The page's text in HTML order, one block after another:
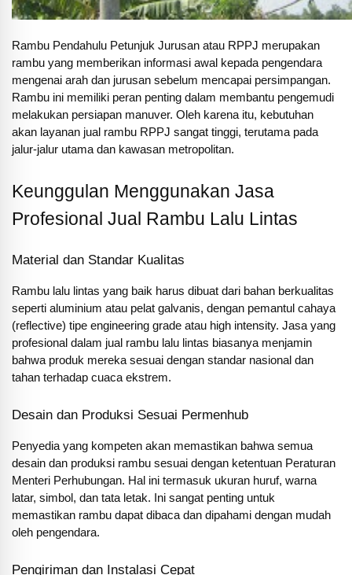
Rambu Pendahulu Petunjuk Jurusan atau RPPJ merupakan
rambu yang memberikan informasi awal kepada pengendara
mengenai arah dan jurusan sebelum mencapai persimpangan.
Rambu ini memiliki peran penting dalam membantu pengemudi
melakukan persiapan manuver. Oleh karena itu, kebutuhan
akan layanan jual rambu RPPJ sangat tinggi, terutama pada
jalur-jalur utama dan kawasan metropolitan.
Keunggulan Menggunakan Jasa
Profesional Jual Rambu Lalu Lintas
Material dan Standar Kualitas
Rambu lalu lintas yang baik harus dibuat dari bahan berkualitas
seperti aluminium atau pelat galvanis, dengan pemantul cahaya
(reflective) tipe engineering grade atau high intensity. Jasa yang
profesional dalam jual rambu lalu lintas biasanya menjamin
bahwa produk mereka sesuai dengan standar nasional dan
tahan terhadap cuaca ekstrem.
Desain dan Produksi Sesuai Permenhub
Penyedia yang kompeten akan memastikan bahwa semua
desain dan produksi rambu sesuai dengan ketentuan Peraturan
Menteri Perhubungan. Hal ini termasuk ukuran huruf, warna
latar, simbol, dan tata letak. Ini sangat penting untuk
memastikan rambu dapat dibaca dan dipahami dengan mudah
oleh pengendara.
Pengiriman dan Instalasi Cepat